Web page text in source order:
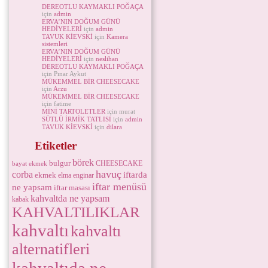
DEREOTLU KAYMAKLI POĞAÇA
için admin
ERVA’NIN DOĞUM GÜNÜ
HEDİYELERİ için admin
TAVUK KİEVSKİ için Kamera
sistemleri
ERVA’NIN DOĞUM GÜNÜ
HEDİYELERİ için neslihan
DEREOTLU KAYMAKLI POĞAÇA
için Pınar Aykut
MÜKEMMEL BİR CHEESECAKE
için Arzu
MÜKEMMEL BİR CHEESECAKE
için fatime
MİNİ TARTOLETLER için murat
SÜTLÜ İRMİK TATLISI için admin
TAVUK KİEVSKİ için dilara
Etiketler
bayat ekmek bulgur börek CHEESECAKE
corba ekmek elma enginar havuçiftarda
ne yapsam iftar masası iftar menüsü
kabak kahvaltda ne yapsam
KAHVALTILIKLAR
kahvaltıkahvaltı
alternatifleri